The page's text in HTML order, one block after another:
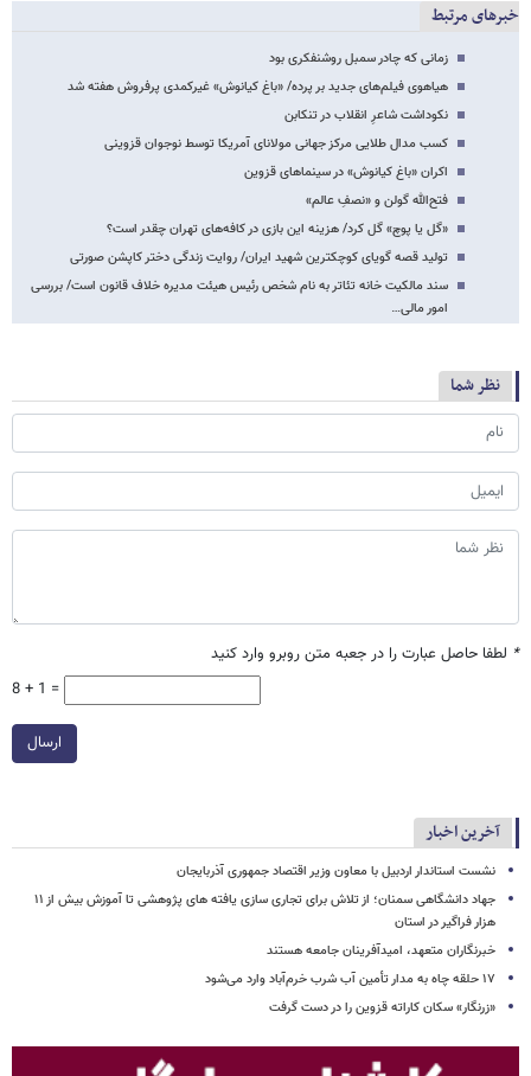
خبرهای مرتبط
زمانی که چادر سمبل روشنفکری بود
هیاهوی فیلم‌های جدید بر پرده/ «باغ کیانوش» غیرکمدی پرفروش هفته شد
نکوداشت شاعرِ انقلاب در تنکابن
کسب مدال طلایی مرکز جهانی مولانای آمریکا توسط نوجوان قزوینی
اکران «باغ کیانوش» در سینماهای قزوین
فتح‌الله گولن و «نصفِ عالم»
«گل یا پوچ» گل کرد/ هزینه این بازی در کافه‌های تهران چقدر است؟
تولید قصه گویای کوچکترین شهید ایران/ روایت زندگی دختر کاپشن صورتی
سند مالکیت خانه تئاتر به نام شخص رئیس هیئت مدیره خلاف قانون است/ بررسی
امور مالی…
نظر شما
* لطفا حاصل عبارت را در جعبه متن روبرو وارد کنید
8 + 1 =
ارسال
آخرین اخبار
نشست استاندار اردبیل با معاون وزیر اقتصاد جمهوری آذربایجان
جهاد دانشگاهی سمنان؛ از تلاش برای تجاری سازی یافته های پژوهشی تا آموزش بیش از ۱۱
هزار فراگیر در استان
خبرنگاران متعهد، امیدآفرینان جامعه هستند
۱۷ حلقه چاه به مدار تأمین آب شرب خرم‌آباد وارد می‌شود
«زرنگار» سکان کاراته قزوین را در دست گرفت